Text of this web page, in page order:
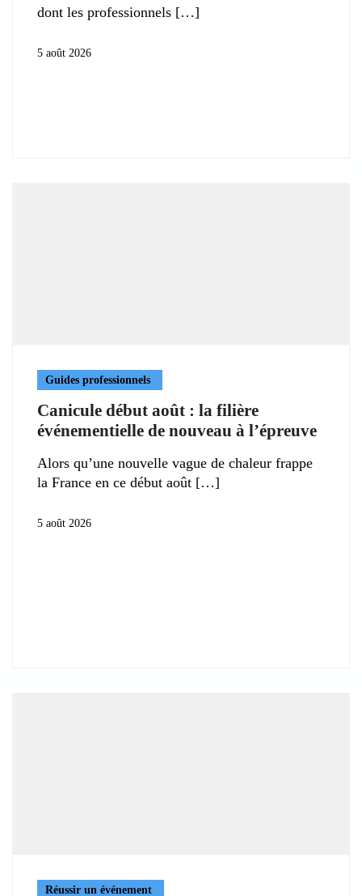
dont les professionnels
5 août 2026
Guides professionnels
Canicule début août : la filière
événementielle de nouveau à l’épreuve
Alors qu’une nouvelle vague de chaleur frappe
la France en ce début août
5 août 2026
Réussir un événement